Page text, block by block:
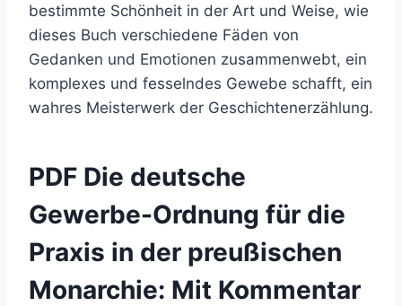
bestimmte Schönheit in der Art und Weise, wie
dieses Buch verschiedene Fäden von
Gedanken und Emotionen zusammenwebt, ein
komplexes und fesselndes Gewebe schafft, ein
wahres Meisterwerk der Geschichtenerzählung.
PDF Die deutsche
Gewerbe-Ordnung für die
Praxis in der preußischen
Monarchie: Mit Kommentar